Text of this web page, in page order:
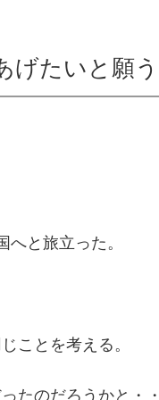
げたいと願
へと旅立った。
ことを考える。
たのだろうかと・